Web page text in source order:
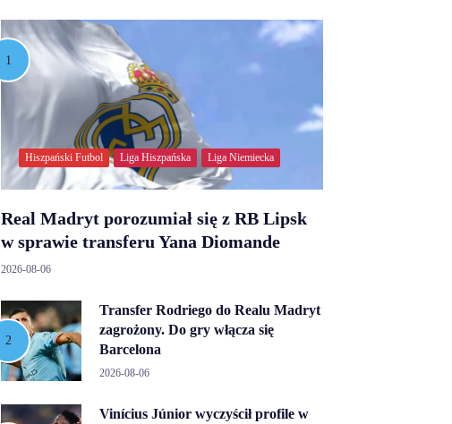
Hiszpański Futbol Liga Hiszpańska Liga Niemiecka
Real Madryt porozumiał się z RB Lipsk
w sprawie transferu Yana Diomande
2026-08-06
Transfer Rodriego do Realu Madryt
zagrożony. Do gry włącza się
Barcelona
2026-08-06
Vinícius Júnior wyczyścił profile w